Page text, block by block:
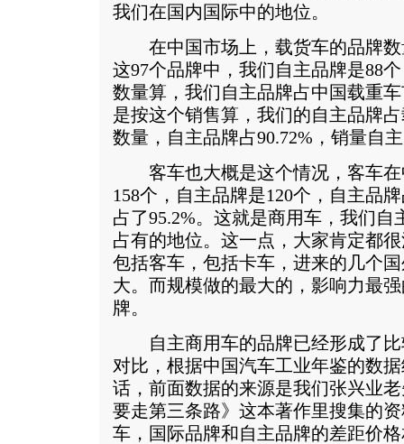
我们在国内国际中的地位。
在中国市场上，载货车的品牌数
这97个品牌中，我们自主品牌是88
数量算，我们自主品牌占中国载重
是按这个销售算，我们的自主品牌
数量，自主品牌占90.72%，销量自
客车也大概是这个情况，客车在
158个，自主品牌是120个，自主品
占了95.2%。这就是商用车，我们
占有的地位。这一点，大家肯定都
包括客车，包括卡车，进来的几个
大。而规模做的最大的，影响力最
牌。
自主商用车的品牌已经形成了比
对比，根据中国汽车工业年鉴的数
话，前面数据的来源是我们张兴业
要走第三条路》这本著作里搜集的
车，国际品牌和自主品牌的差距价